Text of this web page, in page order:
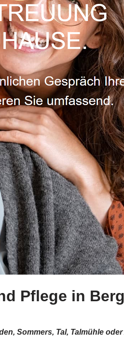
Pflege in
Sommers, Tal, Talmühle